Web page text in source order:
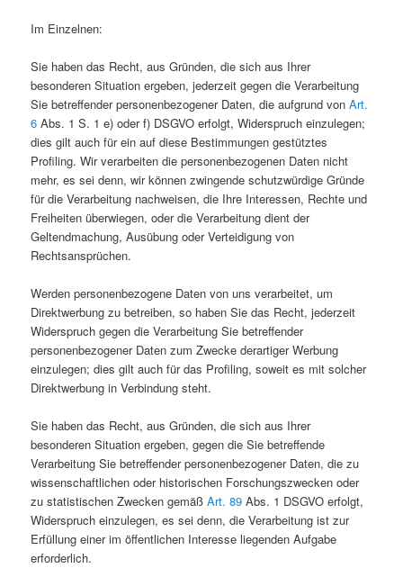
Im Einzelnen:
Sie haben das Recht, aus Gründen, die sich aus Ihrer
besonderen Situation ergeben, jederzeit gegen die Verarbeitung
Sie betreffender personenbezogener Daten, die aufgrund vonArt.
6 Abs. 1 S. 1 e) oder f) DSGVO erfolgt, Widerspruch einzulegen;
dies gilt auch für ein auf diese Bestimmungen gestütztes
Profiling. Wir verarbeiten die personenbezogenen Daten nicht
mehr, es sei denn, wir können zwingende schutzwürdige Gründe
für die Verarbeitung nachweisen, die Ihre Interessen, Rechte und
Freiheiten überwiegen, oder die Verarbeitung dient der
Geltendmachung, Ausübung oder Verteidigung von
Rechtsansprüchen.
Werden personenbezogene Daten von uns verarbeitet, um
Direktwerbung zu betreiben, so haben Sie das Recht, jederzeit
Widerspruch gegen die Verarbeitung Sie betreffender
personenbezogener Daten zum Zwecke derartiger Werbung
einzulegen; dies gilt auch für das Profiling, soweit es mit solcher
Direktwerbung in Verbindung steht.
Sie haben das Recht, aus Gründen, die sich aus Ihrer
besonderen Situation ergeben, gegen die Sie betreffende
Verarbeitung Sie betreffender personenbezogener Daten, die zu
wissenschaftlichen oder historischen Forschungszwecken oder
zu statistischen Zwecken gemäßArt. 89 Abs. 1 DSGVO erfolgt,
Widerspruch einzulegen, es sei denn, die Verarbeitung ist zur
Erfüllung einer im öffentlichen Interesse liegenden Aufgabe
erforderlich.